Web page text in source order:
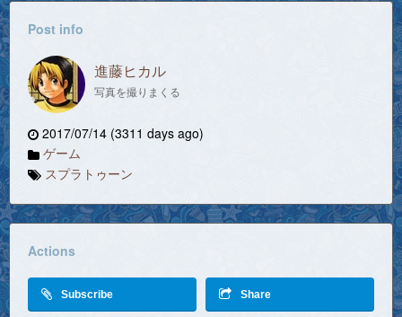
Post info
進藤ヒカル
写真を撮りまくる
2017/07/14 (3311 days ago)
ゲーム
スプラトゥーン
Actions
Subscribe Share